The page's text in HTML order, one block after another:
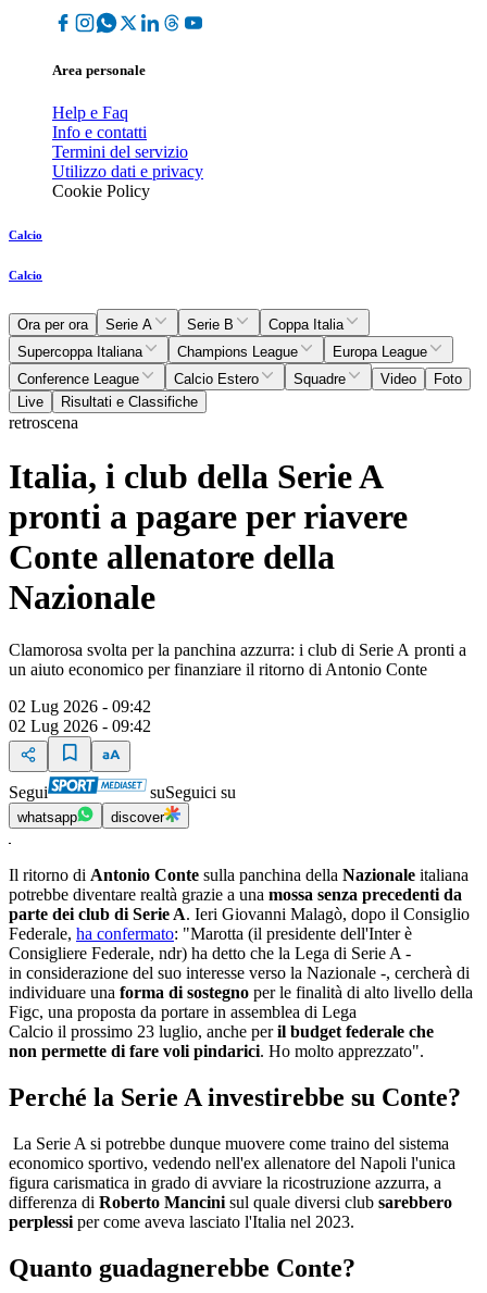
Area personale
Help e Faq
Info e contatti
Termini del servizio
Utilizzo dati e privacy
Cookie Policy
Calcio
Calcio
Ora per ora Serie A Serie B
Coppa Italia
Supercoppa Italiana
Champions League
Europa League
Conference League
Calcio Estero Squadre Video
Foto
Live
Risultati e Classifiche
retroscena
Italia, i club della Serie A
pronti a pagare per riavere
Conte allenatore della
Nazionale
Clamorosa svolta per la panchina azzurra: i club di Serie A pronti a
un aiuto economico per finanziare il ritorno di Antonio Conte
02 Lug 2026 - 09:42
02 Lug 2026 - 09:42
Segui suSeguici su
whatsapp discover
Il ritorno di Antonio Conte sulla panchina della Nazionale italiana
potrebbe diventare realtà grazie a una mossa senza precedenti da
parte dei club di Serie A. Ieri Giovanni Malagò, dopo il Consiglio
Federale, ha confermato: "Marotta (il presidente dell'Inter è
Consigliere Federale, ndr) ha detto che la Lega di Serie A -
in considerazione del suo interesse verso la Nazionale -, cercherà di
individuare una forma di sostegno per le finalità di alto livello della
Figc, una proposta da portare in assemblea di Lega
Calcio il prossimo 23 luglio, anche peril budget federale che
non permette di fare voli pindarici. Ho molto apprezzato".
Perché la Serie A investirebbe su Conte?
La Serie A si potrebbe dunque muovere come traino del sistema
economico sportivo, vedendo nell'ex allenatore del Napoli l'unica
figura carismatica in grado di avviare la ricostruzione azzurra, a
differenza di Roberto Mancini sul quale diversi club sarebbero
perplessi per come aveva lasciato l'Italia nel 2023.
Quanto guadagnerebbe Conte?